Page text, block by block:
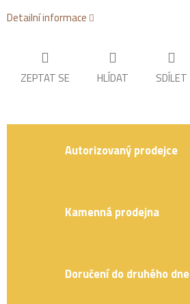
Detailní informace
ZEPTAT SE HLÍDAT SDÍLET
Autorizovaný prodejce
Kamenná prodejna
Doručení do druhého dne